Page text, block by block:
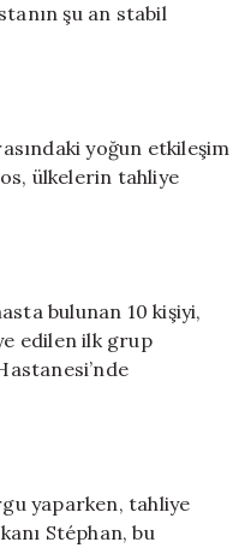
şu an stabil
yoğun etkileşim
ülkelerin tahliye
bulunan 10 kişiyi,
edilen ilk grup
yaparken, tahliye
Stéphan, bu